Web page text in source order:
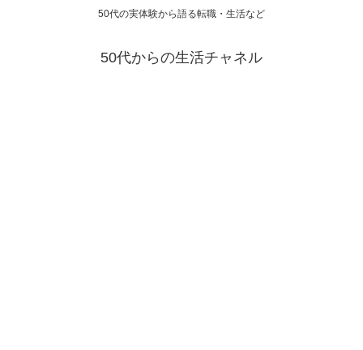
50代の実体験から語る転職・生活など
50代からの生活チャネル